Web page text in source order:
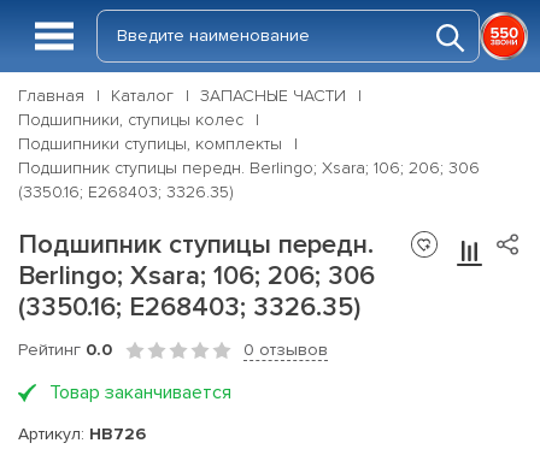
Главная Каталог
ЗАПАСНЫЕ ЧАСТИ
Подшипники, ступицы колес
Подшипники ступицы, комплекты
Подшипник ступицы передн. Berlingo; Xsara; 106; 206; 306
(3350.16; E268403; 3326.35)
Подшипник ступицы передн.
Berlingo; Xsara; 106; 206; 306
(3350.16; E268403; 3326.35)
Рейтинг 0.0 0 отзывов
Товар заканчивается
Артикул: HB726